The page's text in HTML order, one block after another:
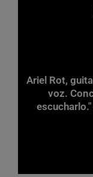
Ariel Rot,
voz.